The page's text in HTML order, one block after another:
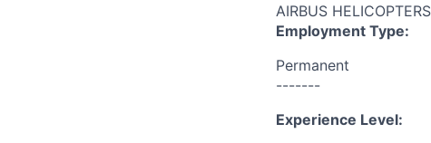
AIRBUS
Employment Type:
Permanent
-------
Experience Level: